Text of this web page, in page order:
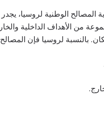
الوطنية لروسيا،
من الأهداف الداخلية
بالنسبة لروسيا فإن